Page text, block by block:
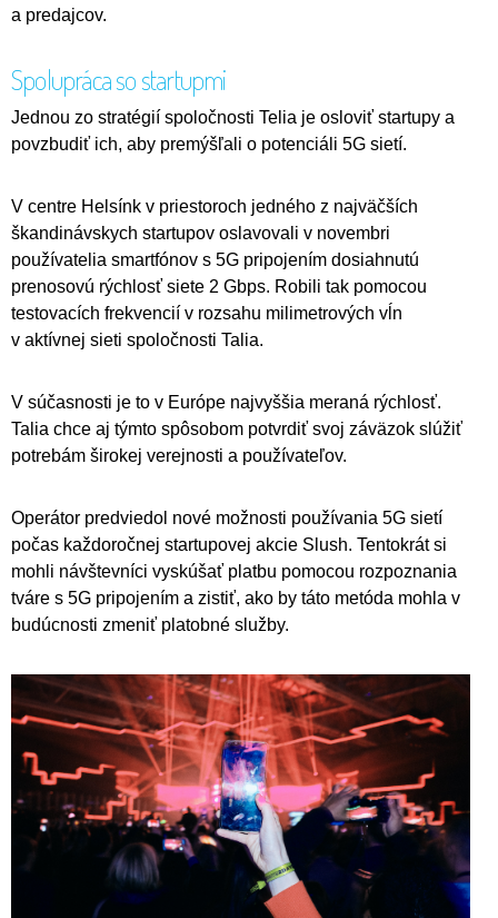
a predajcov.
Spolupráca so startupmi
Jednou zo stratégií spoločnosti Telia je osloviť startupy a
povzbudiť ich, aby premýšľali o potenciáli 5G sietí.
V centre Helsínk v priestoroch jedného z najväčších
škandinávskych startupov oslavovali v novembri
používatelia smartfónov s 5G pripojením dosiahnutú
prenosovú rýchlosť siete 2 Gbps. Robili tak pomocou
testovacích frekvencií v rozsahu milimetrových vĺn
v aktívnej sieti spoločnosti Talia.
V súčasnosti je to v Európe najvyššia meraná rýchlosť.
Talia chce aj týmto spôsobom potvrdiť svoj záväzok slúžiť
potrebám širokej verejnosti a používateľov.
Operátor predviedol nové možnosti používania 5G sietí
počas každoročnej startupovej akcie Slush. Tentokrát si
mohli návštevníci vyskúšať platbu pomocou rozpoznania
tváre s 5G pripojením a zistiť, ako by táto metóda mohla v
budúcnosti zmeniť platobné služby.